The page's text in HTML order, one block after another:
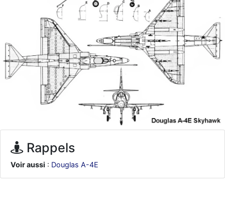
je suis un avion@,._,+ : Bonjour je viens d'arriver il y a quelques
moi et quelques avions n'ont pas les mêmes noms qu'aujourd'hui
ouakamois: Bonjourà toutes et à tous.en espérantque ces
quelques images du Pays Basque vous auront plu ; Agur…
d9pouces: Je me rattraperai à la Ferté samedi
d9pouces : Malheureusement non un peu trop loin pour moi !
: Bonjour, certains parmis vous étaient-ils présent au
meeting de Lann Bihoué de 2026 ?
: Coucou et excellente année 2026 à tous et
au site!
jericho
: Bonne année et tous mes meilleurs voeux à tous pour
2026 !
Rappels
Voir aussi : Douglas A-4E